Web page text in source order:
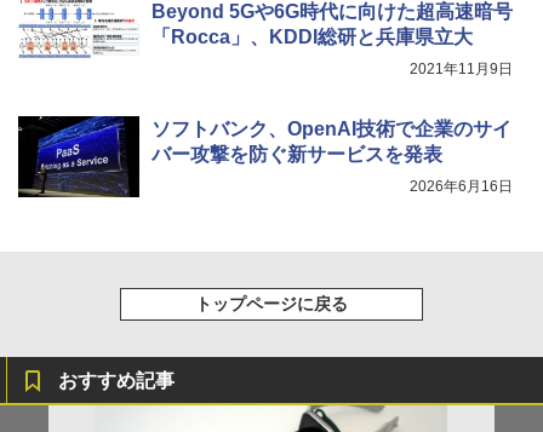
Beyond 5Gや6G時代に向けた超高速暗号
「Rocca」、KDDI総研と兵庫県立大
2021年11月9日
ソフトバンク、OpenAI技術で企業のサイ
バー攻撃を防ぐ新サービスを発表
2026年6月16日
トップページに戻る
おすすめ記事